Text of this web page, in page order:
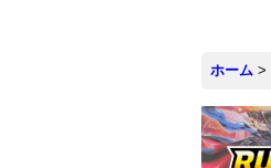
ホーム >